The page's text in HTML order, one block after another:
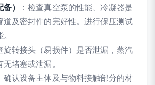
）
：检查真空泵的性能、冷凝器是
道及密封件的完好性。进行保压测试
旋转接头（易损件）是否泄漏，蒸汽
堵塞或泄漏。
确认设备主体及与物料接触部分的材